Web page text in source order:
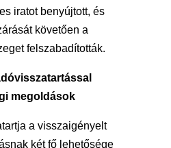
iratot benyújtott, és
követően a
felszabadították.
megoldások
a visszaigényelt
két fő lehetősége